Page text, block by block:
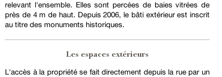
relevant l'ensemble. Elles sont percées de baies vitrées de
près de 4 m de haut. Depuis 2006, le bâti extérieur est inscrit
au titre des monuments historiques.
Les espaces extérieurs
L'accès à la propriété se fait directement depuis la rue par un